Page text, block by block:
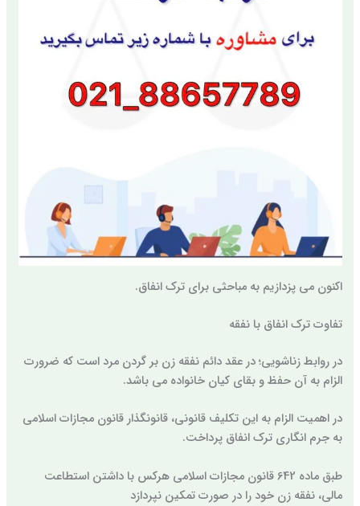
اکنون می پزدازیم به مباحثی برای ترک انفاق.
تفاوت ترک انفاق با نفقه
در روابط زناشویی؛ در عقد دائم نفقه زن بر گردن مرد است که ضرورت
الزام به آن حفظ و بقای کیان خانواده می باشد.
در اهمیت الزام به این تکلیف قانونی، قانونگذار قانون مجازات اسلامی
به جرم انگاری ترک انفاق پرداخت.
طبق ماده 642 قانون مجازات اسلامی هرکس با داشتن استطاعت
مالی، نفقه زن خود را در صورت تمکین نپردازد